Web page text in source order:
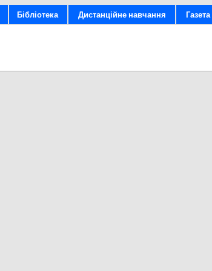
Бібліотека Дистанційне навчання